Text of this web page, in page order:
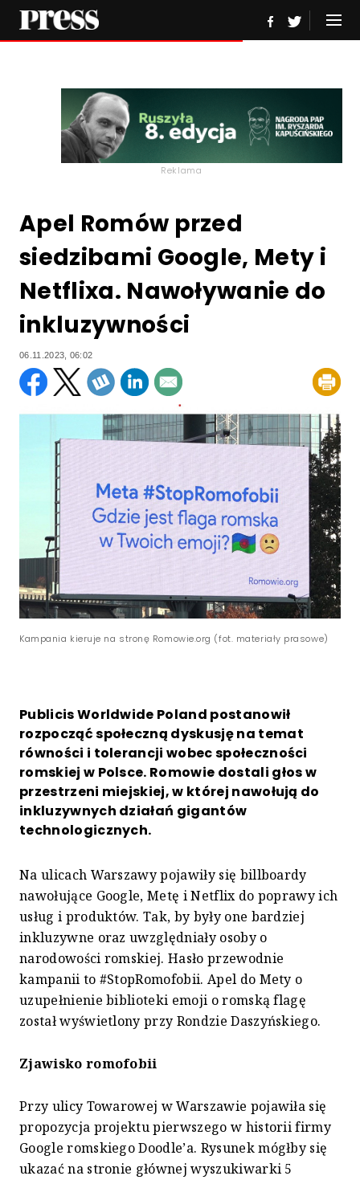
Reklama
Apel Romów przed
siedzibami Google, Mety i
Netflixa. Nawoływanie do
inkluzywności
06.11.2023, 06:02
Kampania kieruje na stronę Romowie.org (fot. materiały prasowe)
Publicis Worldwide Poland postanowił
rozpocząć społeczną dyskusję na temat
równości i tolerancji wobec społeczności
romskiej w Polsce. Romowie dostali głos w
przestrzeni miejskiej, w której nawołują do
inkluzywnych działań gigantów
technologicznych.
Na ulicach Warszawy pojawiły się billboardy
nawołujące Google, Metę i Netflix do poprawy ich
usług i produktów. Tak, by były one bardziej
inkluzywne oraz uwzględniały osoby o
narodowości romskiej. Hasło przewodnie
kampanii to #StopRomofobii. Apel do Mety o
uzupełnienie biblioteki emoji o romską flagę
został wyświetlony przy Rondzie Daszyńskiego.
Zjawisko romofobii
Przy ulicy Towarowej w Warszawie pojawiła się
propozycja projektu pierwszego w historii firmy
Google romskiego Doodle’a. Rysunek mógłby się
ukazać na stronie głównej wyszukiwarki 5